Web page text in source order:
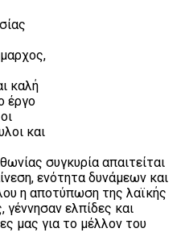
καλή
έργο
και
συγκυρία απαιτείται
ενότητα δυνάμεων και
η αποτύπωση της λαϊκής
γέννησαν ελπίδες και
μας για το μέλλον του